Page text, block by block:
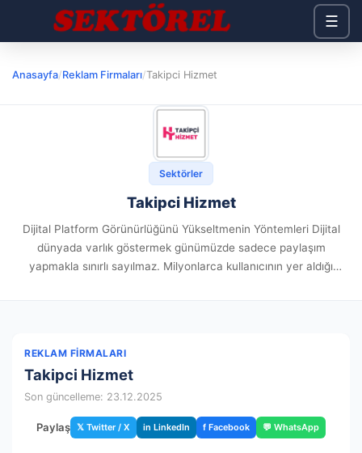
☰
Anasayfa/Reklam Firmaları/Takipci Hizmet
Sektörler
Takipci Hizmet
Dijital Platform Görünürlüğünü Yükseltmenin Yöntemleri Dijital
dünyada varlık göstermek günümüzde sadece paylaşım
yapmakla sınırlı sayılmaz. Milyonlarca kullanıcının yer aldığı
REKLAM FIRMALARI
Takipci Hizmet
Son güncelleme: 23.12.2025
Paylaş 𝕏 Twitter / X in LinkedIn f Facebook 💬 WhatsApp